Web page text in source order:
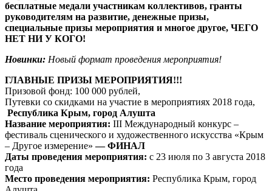
бесплатные медали участникам коллективов, гранты
руководителям на развитие, денежные призы,
специальные призы мероприятия и многое другое, ЧЕГО
НЕТ НИ У КОГО!
Новинки: Новый формат проведения мероприятия!
ГЛАВНЫЕ ПРИЗЫ МЕРОПРИЯТИЯ!!!
Призовой фонд: 100 000 рублей,
Путевки со скидками на участие в мероприятиях 2018 года,
Республика Крым, город Алушта
Название мероприятия: III Международный конкурс –
фестиваль сценического и художественного искусства «Крым
– Другое измерение» — ФИНАЛ
Даты проведения мероприятия: с 23 июля по 3 августа 2018
года
Место проведения мероприятия: Республика Крым, город